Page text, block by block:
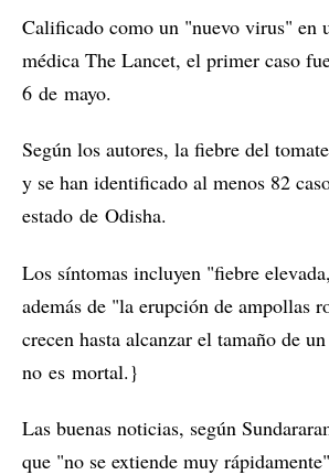
Calificado como un "nuevo virus" en
médica The Lancet, el primer caso
6 de mayo.
Según los autores, la fiebre del
y se han identificado al menos 82
estado de Odisha.
Los síntomas incluyen "fiebre
además de "la erupción de ampollas
crecen hasta alcanzar el tamaño de
no es mortal.}
Las buenas noticias, según
que "no se extiende muy